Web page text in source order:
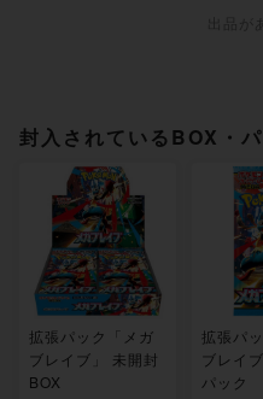
封入されているBOX・
拡張パック「メガ
ブレイブ」 未開封
BOX
拡張パ
ブレイ
パック